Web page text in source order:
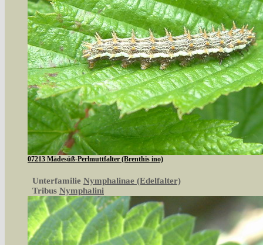
07213 Mädesüß-Perlmuttfalter (Brenthis ino)
Unterfamilie Nymphalinae (Edelfalter)
Tribus Nymphalini